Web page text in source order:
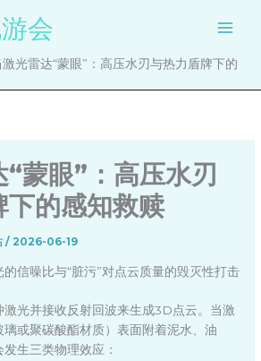
会
激光雷达“蒙眼”：高压水刃与热力盾牌下的
“蒙眼”：高压水刃
下的感知救赎
/2026-06-19
信噪比与“脏污”对点云质量的毁灭性打击
光并接收反射回波来生成3D点云。当激
或聚碳酸酯材质）表面附着泥水、油
生三类物理效应：